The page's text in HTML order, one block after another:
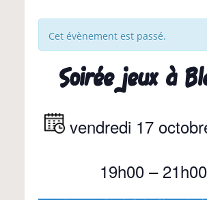
Cet évènement est passé.
Soirée jeux à
vendredi 17
19h00 –21h00